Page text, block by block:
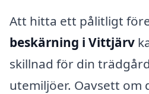
Att hitta ett pålitligt
beskärning i Vittjärv
skillnad för din
utemiljöer. Oavsett om